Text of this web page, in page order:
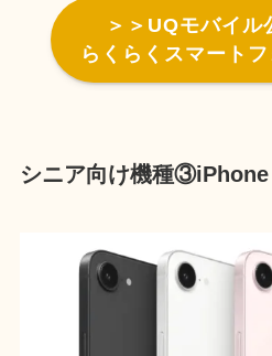
＞＞UQモバイル
らくらくスマート
シニア向け機種③iPhone